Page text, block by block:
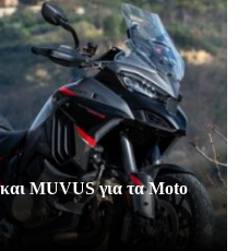
MUVUS για τα Moto